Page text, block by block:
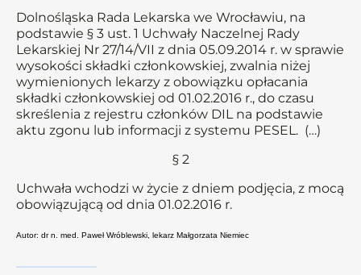
Dolnośląska Rada Lekarska we Wrocławiu, na
podstawie § 3 ust. 1 Uchwały Naczelnej Rady
Lekarskiej Nr 27/14/VII z dnia 05.09.2014 r. w sprawie
wysokości składki członkowskiej, zwalnia niżej
wymienionych lekarzy z obowiązku opłacania
składki członkowskiej od 01.02.2016 r., do czasu
skreślenia z rejestru członków DIL na podstawie
aktu zgonu lub informacji z systemu PESEL. (…)
§ 2
Uchwała wchodzi w życie z dniem podjęcia, z mocą
obowiązującą od dnia 01.02.2016 r.
Autor: dr n. med. Paweł Wróblewski, lekarz Małgorzata Niemiec